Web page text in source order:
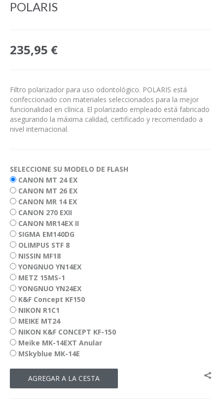
POLARIS
235,95 €
Filtro polarizador para uso odontológico. POLARIS está
confeccionado con materiales seleccionados para la mejor
funcionalidad en clínica. El polarizado empleado está fabricado
asegurando la máxima calidad, certificado y recomendado a
nivel internacional.
SELECCIONE SU MODELO DE FLASH
CANON MT 24 EX
CANON MT 26 EX
CANON MR 14 EX
CANON 270 EXII
CANON MR14EX II
SIGMA EM140DG
OLIMPUS STF 8
NISSIN MF18
YONGNUO YN14EX
METZ 15MS-1
YONGNUO YN24EX
K&F Concept KF150
NIKON R1C1
MEIKE MT24
NIKON K&F CONCEPT KF-150
Meike MK-14EXT Anular
MSkyblue MK-14E